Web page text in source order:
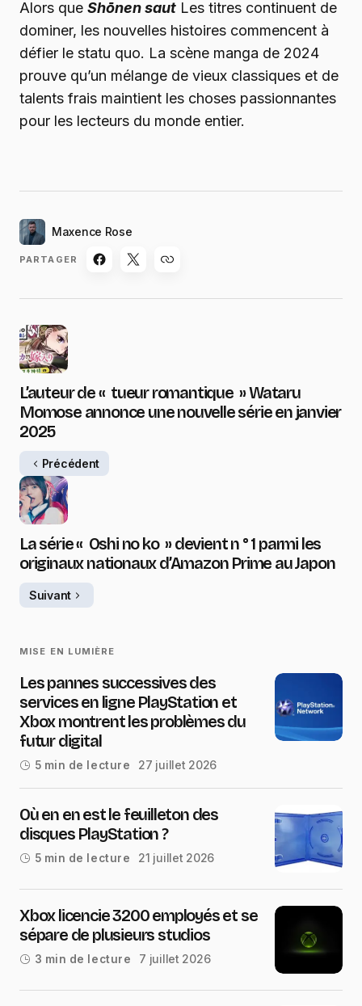
Alors que Shōnen saut Les titres continuent de
dominer, les nouvelles histoires commencent à
défier le statu quo. La scène manga de 2024
prouve qu’un mélange de vieux classiques et de
talents frais maintient les choses passionnantes
pour les lecteurs du monde entier.
Maxence Rose
PARTAGER
L’auteur de « tueur romantique » Wataru
Momose annonce une nouvelle série en janvier
2025
Précédent
La série « Oshi no ko » devient n ° 1 parmi les
originaux nationaux d’Amazon Prime au Japon
Suivant
MISE EN LUMIÈRE
Les pannes successives des
services en ligne PlayStation et
Xbox montrent les problèmes du
futur digital
5 min de lecture 27 juillet 2026
Où en en est le feuilleton des
disques PlayStation ?
5 min de lecture 21 juillet 2026
Xbox licencie 3200 employés et se
sépare de plusieurs studios
3 min de lecture 7 juillet 2026